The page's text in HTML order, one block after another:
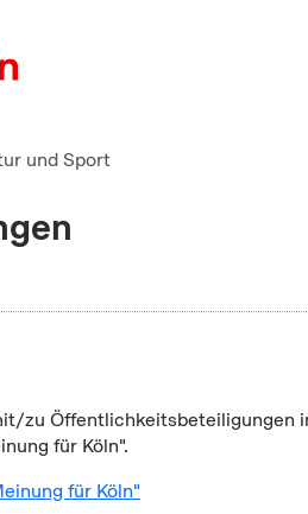
und Sport
zu Öffentlichkeitsbeteiligungen
für Köln".
für Köln"